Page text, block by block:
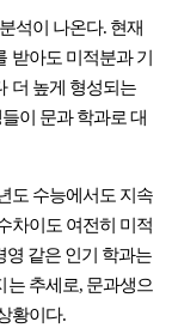
석이 나온다. 현재
받아도 미적분과 기
더 높게 형성되는
이 문과 학과로 대
도 수능에서도 지속
차이도 여전히 미적
영 같은 인기 학과는
는 추세로, 문과생으
황이다.